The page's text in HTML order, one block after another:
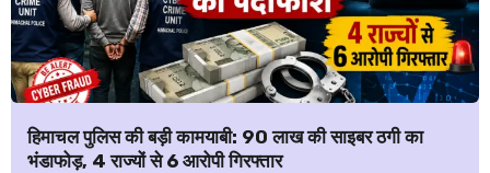
हिमाचल पुलिस की बड़ी कामयाबी: ₹90 लाख की साइबर ठगी का
भंडाफोड़, 4 राज्यों से 6 आरोपी गिरफ्तार